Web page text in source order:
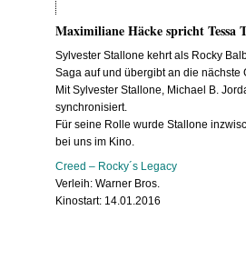
Maximiliane Häcke spricht Tessa
Sylvester Stallone kehrt als Rocky
Saga auf und übergibt an die nächste
Mit Sylvester Stallone, Michael B.
synchronisiert.
Für seine Rolle wurde Stallone
bei uns im Kino.
Creed – Rocky´s Legacy
Verleih: Warner Bros.
Kinostart: 14.01.2016